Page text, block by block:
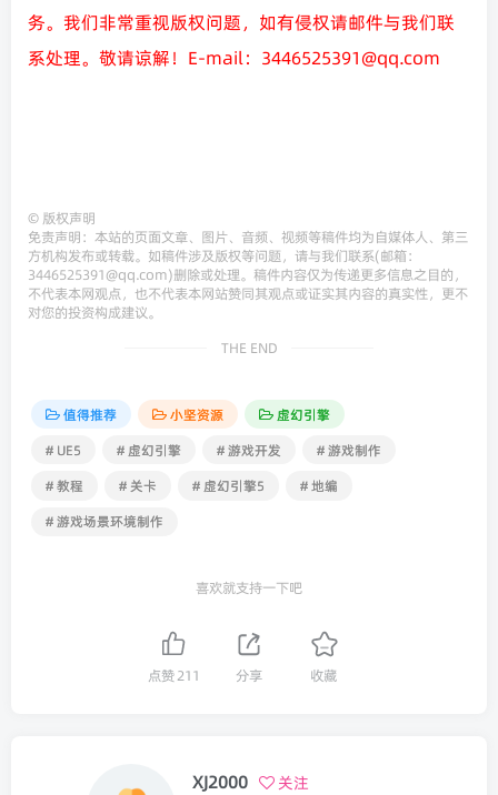
务。我们非常重视版权问题，如有侵权请邮件与我们联
系处理。敬请谅解！E-mail：3446525391@qq.com
© 版权声明
免责声明：本站的页面文章、图片、音频、视频等稿件均为自媒体人、第三
方机构发布或转载。如稿件涉及版权等问题，请与我们联系(邮箱：
3446525391@qq.com)删除或处理。稿件内容仅为传递更多信息之目的，
不代表本网观点，也不代表本网站赞同其观点或证实其内容的真实性，更不
对您的投资构成建议。
THE END
值得推荐 小坚资源
虚幻引擎
# UE5
# 虚幻引擎 # 游戏开发
# 游戏制作
# 教程
# 关卡 # 虚幻引擎5
# 地编
# 游戏场景环境制作
喜欢就支持一下吧
点赞211 分享 收藏
XJ2000 关注